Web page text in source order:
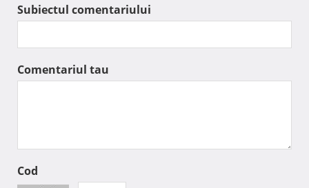
Subiectul comentariului
Comentariul tau
Cod